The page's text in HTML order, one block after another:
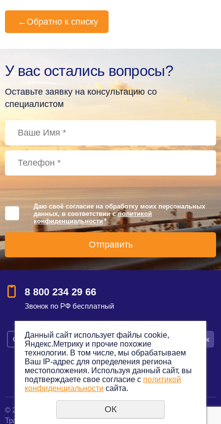
← Обратно к списку
У вас остались вопросы?
Оставьте заявку на консультацию со
специалистом
Даю своё согласие на обработку моих персональных
данных, в соответствии сполитикой
конфиденциальности *
8 800 234 29 66
Звонок по РФ бесплатный
Смотреть на карте Оставить заявку Заказать звонок
Политика конфиденциальности
© 2012—2023. Все права защищены.
Транспортная компания по грузоперевозкам
Данный сайт использует файлы cookie,
Яндекс.Метрику и прочие похожие
технологии. В том числе, мы обрабатываем
Ваш IP-адрес для определения региона
местоположения. Используя данный сайт, вы
подтверждаете свое согласие с политикой
конфиденциальности сайта.
ОК